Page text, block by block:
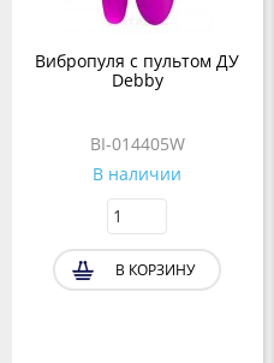
Вибропуля с пультом ДУ
Debby
BI-014405W
В наличии
В КОРЗИНУ